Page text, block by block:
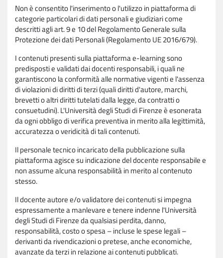
Non è consentito l'inserimento o l'utilizzo in piattaforma di
categorie particolari di dati personali e giudiziari come
descritti agli art. 9 e 10 del Regolamento Generale sulla
Protezione dei dati Personali (Regolamento UE 2016/679).
I contenuti presenti sulla piattaforma e-learning sono
predisposti e validati dai docenti responsabili, i quali ne
garantiscono la conformità alle normative vigenti e l'assenza
di violazioni di diritti di terzi (quali diritti d'autore, marchi,
brevetti o altri diritti tutelati dalla legge, da contratti o
consuetudini). L'Università degli Studi di Firenze è esonerata
da ogni obbligo di verifica preventiva in merito alla legittimità,
accuratezza o veridicità di tali contenuti.
Il personale tecnico incaricato della pubblicazione sulla
piattaforma agisce su indicazione del docente responsabile e
non assume alcuna responsabilità in merito al contenuto
stesso.
Il docente autore e/o validatore dei contenuti si impegna
espressamente a manlevare e tenere indenne l'Università
degli Studi di Firenze da qualsiasi perdita, danno,
responsabilità, costo o spesa – incluse le spese legali –
derivanti da rivendicazioni o pretese, anche economiche,
avanzate da terzi in relazione ai contenuti pubblicati.